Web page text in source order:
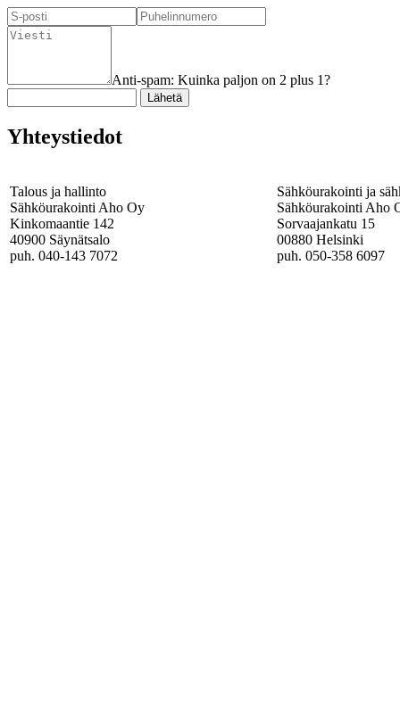
Anti-spam: Kuinka paljon on 2 plus 1?
Yhteystiedot
Talous ja hallinto
Sähköurakointi Aho Oy
Kinkomaantie 142
40900 Säynätsalo
puh. 040-143 7072
Sähköurakointi ja
Sähköurakointi Aho
Sorvaajankatu 15
00880 Helsinki
puh. 050-358 6097